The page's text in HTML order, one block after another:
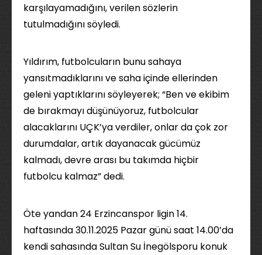
karşılayamadığını, verilen sözlerin
tutulmadığını söyledi.
Yıldırım, futbolcuların bunu sahaya
yansıtmadıklarını ve saha içinde ellerinden
geleni yaptıklarını söyleyerek; “Ben ve ekibim
de bırakmayı düşünüyoruz, futbolcular
alacaklarını UÇK’ya verdiler, onlar da çok zor
durumdalar, artık dayanacak gücümüz
kalmadı, devre arası bu takımda hiçbir
futbolcu kalmaz” dedi.
Öte yandan 24 Erzincanspor ligin 14.
haftasında 30.11.2025 Pazar günü saat 14.00’da
kendi sahasında Sultan Su İnegölsporu konuk